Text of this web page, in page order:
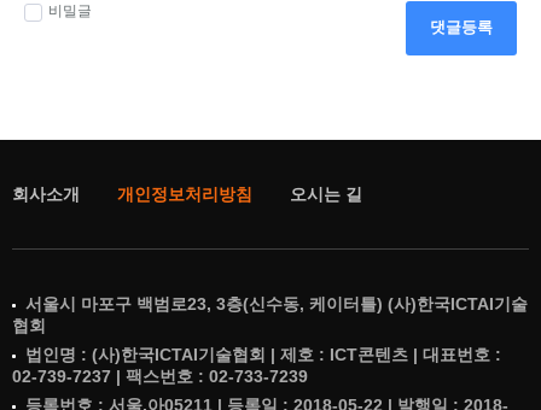
비밀글
댓글등록
회사소개 개인정보처리방침 오시는 길
서울시 마포구 백범로23, 3층(신수동, 케이터틀) (사)한국ICTAI기술
협회
법인명 : (사)한국ICTAI기술협회 | 제호 : ICT콘텐츠 | 대표번호 :
02-739-7237 | 팩스번호 : 02-733-7239
등록번호 : 서울,아05211 | 등록일 : 2018-05-22 | 발행일 : 2018-